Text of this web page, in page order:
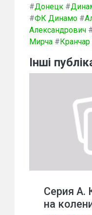
#Донецк #
#ФК Динамо #
Александрович
Мирча #
Інші
Серия А.
на